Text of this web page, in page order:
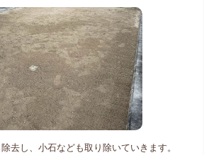
去し、小石なども取り除いていきます。